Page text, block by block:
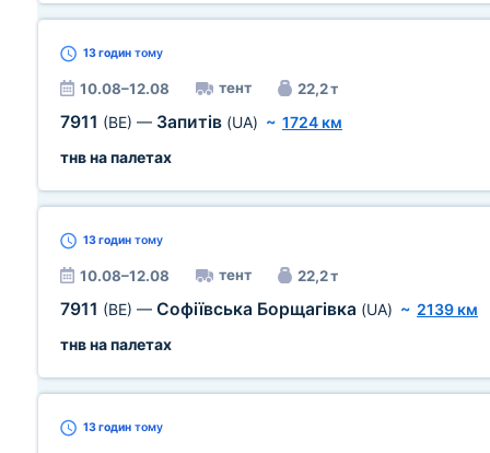
13 годин тому
10.08–12.08 тент 22,2 т
7911 (BE) — Запитів (UA) ~ 1724 км
тнв на палетах
13 годин тому
10.08–12.08 тент 22,2 т
7911 (BE) — Софіївська Борщагівка (UA) ~ 2139 км
тнв на палетах
13 годин тому